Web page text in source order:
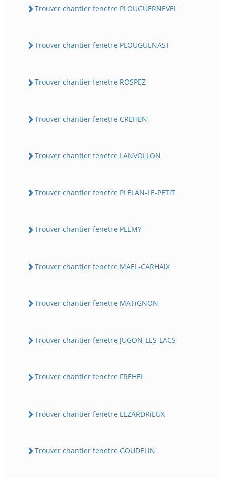
Trouver chantier fenetre PLOUGUERNEVEL
Trouver chantier fenetre PLOUGUENAST
Trouver chantier fenetre ROSPEZ
Trouver chantier fenetre CREHEN
Trouver chantier fenetre LANVOLLON
Trouver chantier fenetre PLELAN-LE-PETiT
Trouver chantier fenetre PLEMY
Trouver chantier fenetre MAEL-CARHAiX
Trouver chantier fenetre MATiGNON
Trouver chantier fenetre JUGON-LES-LACS
Trouver chantier fenetre FREHEL
Trouver chantier fenetre LEZARDRiEUX
Trouver chantier fenetre GOUDELiN